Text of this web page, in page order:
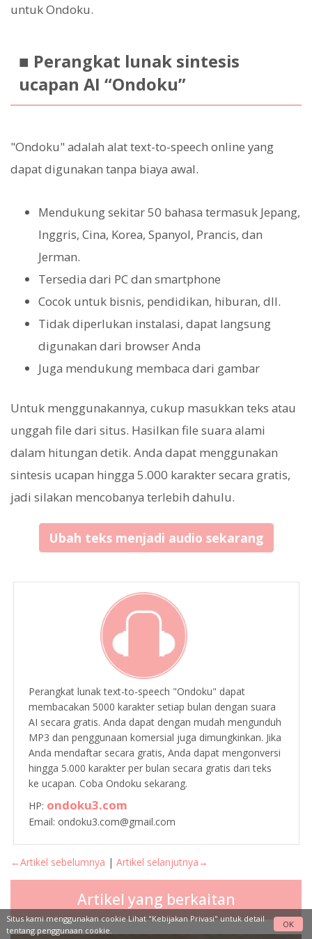
untuk Ondoku.
■ Perangkat lunak sintesis
ucapan AI “Ondoku”
"Ondoku" adalah alat text-to-speech online yang
dapat digunakan tanpa biaya awal.
Mendukung sekitar 50 bahasa termasuk Jepang,
Inggris, Cina, Korea, Spanyol, Prancis, dan
Jerman.
Tersedia dari PC dan smartphone
Cocok untuk bisnis, pendidikan, hiburan, dll.
Tidak diperlukan instalasi, dapat langsung
digunakan dari browser Anda
Juga mendukung membaca dari gambar
Untuk menggunakannya, cukup masukkan teks atau
unggah file dari situs. Hasilkan file suara alami
dalam hitungan detik. Anda dapat menggunakan
sintesis ucapan hingga 5.000 karakter secara gratis,
jadi silakan mencobanya terlebih dahulu.
Ubah teks menjadi audio sekarang
Perangkat lunak text-to-speech "Ondoku" dapat
membacakan 5000 karakter setiap bulan dengan suara
AI secara gratis. Anda dapat dengan mudah mengunduh
MP3 dan penggunaan komersial juga dimungkinkan. Jika
Anda mendaftar secara gratis, Anda dapat mengonversi
hingga 5.000 karakter per bulan secara gratis dari teks
ke ucapan. Coba Ondoku sekarang.
HP: ondoku3.com
Email: ondoku3.com@gmail.com
←Artikel sebelumnya | Artikel selanjutnya→
Artikel yang berkaitan
Situs kami menggunakan cookie Lihat"Kebijakan Privasi"untuk detail
tentang penggunaan cookie.
OK